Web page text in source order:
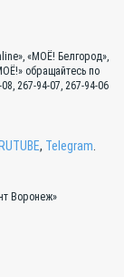
«МОЁ! Белгород»,
обращайтесь по
267-94-07, 267-94-06
RUTUBE, Telegram.
Воронеж»